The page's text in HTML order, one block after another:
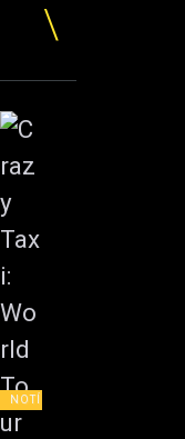
NOTÍCIAS